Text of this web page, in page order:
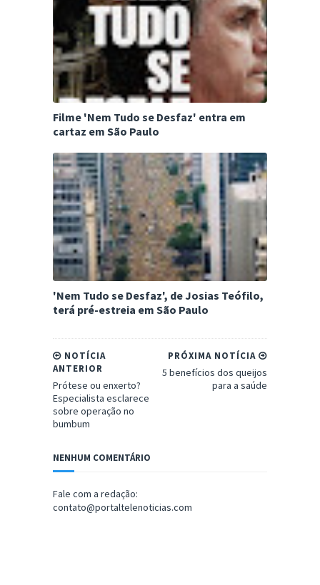
Filme 'Nem Tudo se Desfaz' entra em
cartaz em São Paulo
'Nem Tudo se Desfaz', de Josias Teófilo,
terá pré-estreia em São Paulo
PRÓXIMA NOTÍCIA
5 benefícios dos queijos
para a saúde
NOTÍCIA
ANTERIOR
Prótese ou enxerto?
Especialista esclarece
sobre operação no
bumbum
NENHUM COMENTÁRIO
Fale com a redação:
contato@portaltelenoticias.com